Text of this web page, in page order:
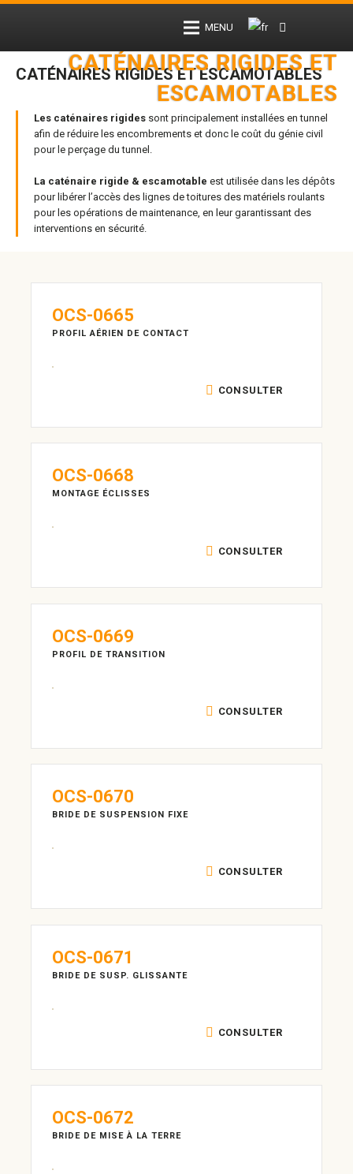
MENU
CATÉNAIRES RIGIDES ET
ESCAMOTABLES
CATÉNAIRES RIGIDES ET ESCAMOTABLES
Les caténaires rigidessont principalement installées en tunnel
afin de réduire les encombrements et donc le coût du génie civil
pour le perçage du tunnel.
La caténaire rigide & escamotable est utilisée dans les dépôts
pour libérer l’accès des lignes de toitures des matériels roulants
pour les opérations de maintenance, en leur garantissant des
interventions en sécurité.
OCS-0665
PROFIL AÉRIEN DE CONTACT
CONSULTER
OCS-0668
MONTAGE ÉCLISSES
CONSULTER
OCS-0669
PROFIL DE TRANSITION
CONSULTER
OCS-0670
BRIDE DE SUSPENSION FIXE
CONSULTER
OCS-0671
BRIDE DE SUSP. GLISSANTE
CONSULTER
OCS-0672
BRIDE DE MISE À LA TERRE